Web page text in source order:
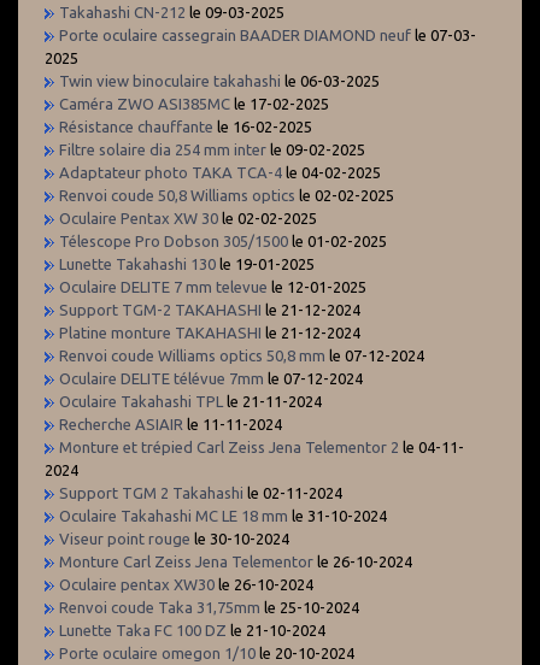
Takahashi CN-212 le 09-03-2025
Porte oculaire cassegrain BAADER DIAMOND neuf le 07-03-
2025
Twin view binoculaire takahashi le 06-03-2025
Caméra ZWO ASI385MC le 17-02-2025
Résistance chauffante le 16-02-2025
Filtre solaire dia 254 mm inter le 09-02-2025
Adaptateur photo TAKA TCA-4 le 04-02-2025
Renvoi coude 50,8 Williams optics le 02-02-2025
Oculaire Pentax XW 30 le 02-02-2025
Télescope Pro Dobson 305/1500 le 01-02-2025
Lunette Takahashi 130 le 19-01-2025
Oculaire DELITE 7 mm televue le 12-01-2025
Support TGM-2 TAKAHASHI le 21-12-2024
Platine monture TAKAHASHI le 21-12-2024
Renvoi coude Williams optics 50,8 mm le 07-12-2024
Oculaire DELITE télévue 7mm le 07-12-2024
Oculaire Takahashi TPL le 21-11-2024
Recherche ASIAIR le 11-11-2024
Monture et trépied Carl Zeiss Jena Telementor 2 le 04-11-
2024
Support TGM 2 Takahashi le 02-11-2024
Oculaire Takahashi MC LE 18 mm le 31-10-2024
Viseur point rouge le 30-10-2024
Monture Carl Zeiss Jena Telementor le 26-10-2024
Oculaire pentax XW30 le 26-10-2024
Renvoi coude Taka 31,75mm le 25-10-2024
Lunette Taka FC 100 DZ le 21-10-2024
Porte oculaire omegon 1/10 le 20-10-2024